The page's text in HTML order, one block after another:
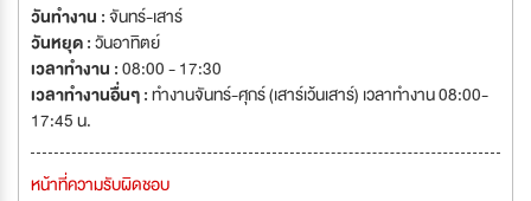
วันทำงาน :จันทร์-เสาร์
วันหยุด :วันอาทิตย์
เวลาทำงาน :08:00 - 17:30
เวลาทำงานอื่นๆ :ทำงานจันทร์-ศุกร์ (เสาร์เว้นเสาร์) เวลาทำงาน 08:00-
17:45 น.
หน้าที่ความรับผิดชอบ